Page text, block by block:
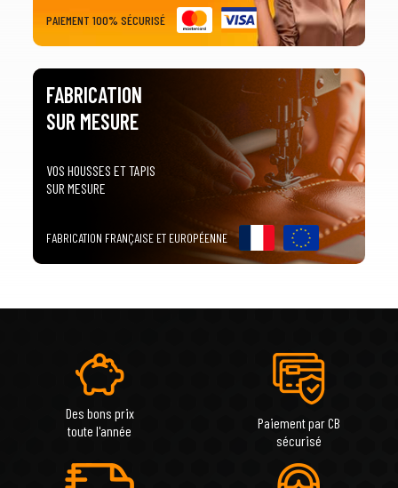
PAIEMENT 100% SÉCURISÉ
FABRICATION
SUR MESURE
VOS HOUSSES ET TAPIS
SUR MESURE
FABRICATION FRANÇAISE ET EUROPÉENNE
Des bons prix
toute l'année
Paiement par CB
sécurisé